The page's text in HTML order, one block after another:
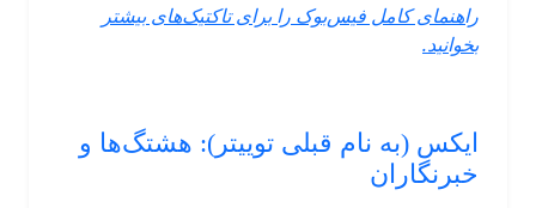
راهنمای کامل فیس‌بوک را برای تاکتیک‌های بیشتر
بخوانید.
ایکس (به نام قبلی توییتر): هشتگ‌ها و
خبرنگاران